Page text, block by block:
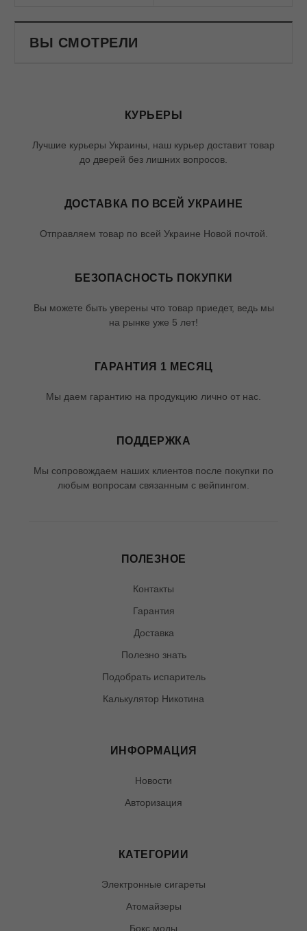
ВЫ СМОТРЕЛИ
КУРЬЕРЫ
Лучшие курьеры Украины, наш курьер доставит товар
до дверей без лишних вопросов.
ДОСТАВКА ПО ВСЕЙ УКРАИНЕ
Отправляем товар по всей Украине Новой почтой.
БЕЗОПАСНОСТЬ ПОКУПКИ
Вы можете быть уверены что товар приедет, ведь мы
на рынке уже 5 лет!
ГАРАНТИЯ 1 МЕСЯЦ
Мы даем гарантию на продукцию лично от нас.
ПОДДЕРЖКА
Мы сопровождаем наших клиентов после покупки по
любым вопросам связанным с вейпингом.
ПОЛЕЗНОЕ
Контакты
Гарантия
Доставка
Полезно знать
Подобрать испаритель
Калькулятор Никотина
ИНФОРМАЦИЯ
Новости
Авторизация
КАТЕГОРИИ
Электронные сигареты
Атомайзеры
Бокс моды